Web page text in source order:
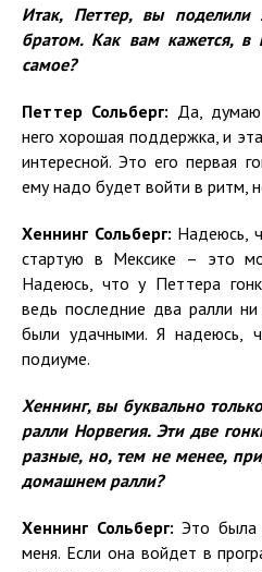
Итак, Петтер, вы
братом. Как вам кажется, в
самое?
Петтер Сольберг: Да,
него хорошая поддержка, и
интересной. Это его первая
ему надо будет войти в ритм,
Хеннинг Сольберг: Надеюсь,
стартую в Мексике – это
Надеюсь, что у Петтера
ведь последние два ралли
были удачными. Я надеюсь,
подиуме.
Хеннинг, вы буквально
ралли Норвегия. Эти две
разные, но, тем не менее,
домашнем ралли?
Хеннинг Сольберг: Это была
меня. Если она войдет в